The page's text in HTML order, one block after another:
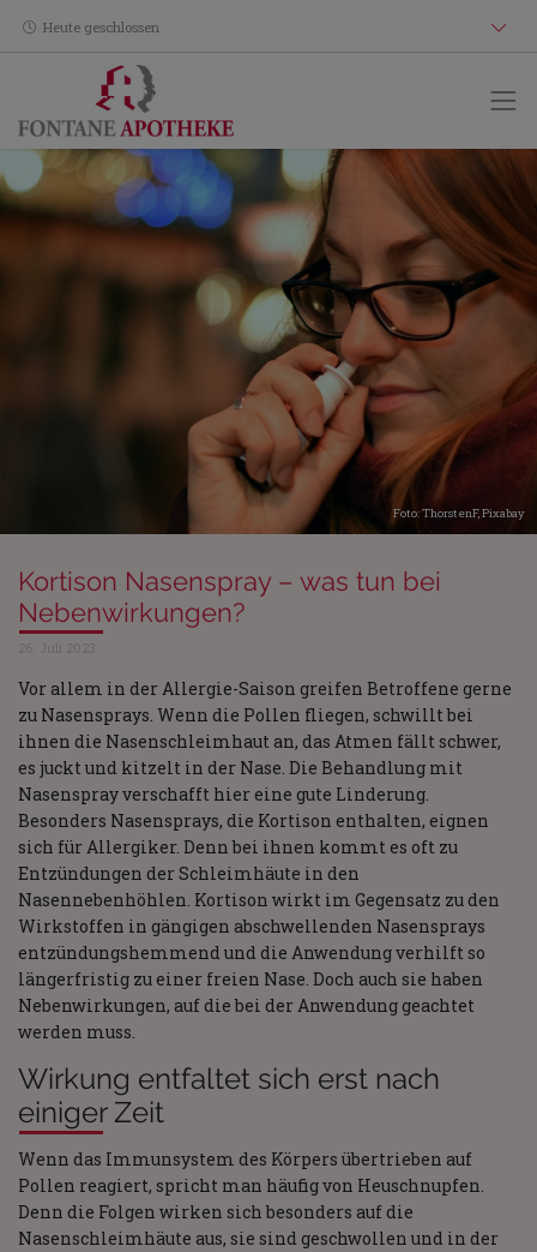
Heute geschlossen
Foto: ThorstenF,Pixabay
Kortison Nasenspray – was tun bei
Nebenwirkungen?
26. Juli 2023
Vor allem in der Allergie-Saison greifen Betroffene gerne
zu Nasensprays. Wenn die Pollen fliegen, schwillt bei
ihnen die Nasenschleimhaut an, das Atmen fällt schwer,
es juckt und kitzelt in der Nase. Die Behandlung mit
Nasenspray verschafft hier eine gute Linderung.
Besonders Nasensprays, die Kortison enthalten, eignen
sich für Allergiker. Denn bei ihnen kommt es oft zu
Entzündungen der Schleimhäute in den
Nasennebenhöhlen. Kortison wirkt im Gegensatz zu den
Wirkstoffen in gängigen abschwellenden Nasensprays
entzündungshemmend und die Anwendung verhilft so
längerfristig zu einer freien Nase. Doch auch sie haben
Nebenwirkungen, auf die bei der Anwendung geachtet
werden muss.
Wirkung entfaltet sich erst nach
einiger Zeit
Wenn das Immunsystem des Körpers übertrieben auf
Pollen reagiert, spricht man häufig von Heuschnupfen.
Denn die Folgen wirken sich besonders auf die
Nasenschleimhäute aus, sie sind geschwollen und in der